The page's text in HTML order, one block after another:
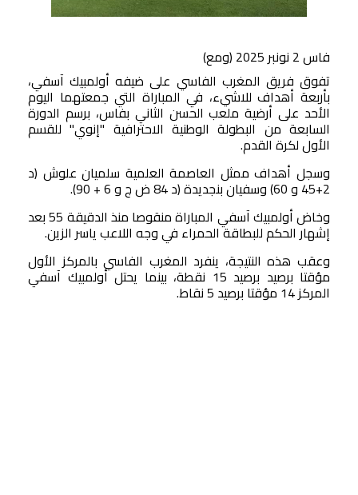
فاس 2 نونبر 2025 (ومع)
تفوق فريق المغرب الفاسي على ضيفه أولمبيك آسفي،
بأربعة أهداف للاشيء، في المباراة التي جمعتهما اليوم
الأحد على أرضية ملعب الحسن الثاني بفاس، برسم الدورة
السابعة من البطولة الوطنية الاحترافية "إنوي" للقسم
الأول لكرة القدم.
وسجل أهداف ممثل العاصمة العلمية سلميان علوش (د
2+45 و 60) وسفيان بنجديدة (د 84 ض ج و 6 + 90).
وخاض أولمبيك آسفي المباراة منقوصا منذ الدقيقة 55 بعد
إشهار الحكم للبطاقة الحمراء في وجه اللاعب ياسر الزين.
وعقب هذه النتيجة، ينفرد المغرب الفاسي بالمركز الأول
مؤقتا برصيد برصيد 15 نقطة، بينما يحتل أولمبيك آسفي
المركز 14 مؤقتا برصيد 5 نقاط.